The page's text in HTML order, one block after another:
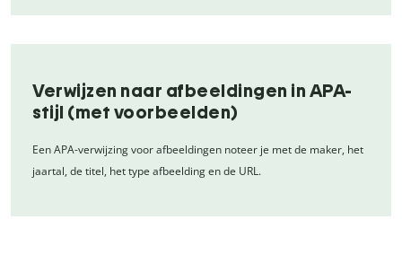
Verwijzen naar afbeeldingen in APA-
stijl (met voorbeelden)
Een APA-verwijzing voor afbeeldingen noteer je met de maker, het
jaartal, de titel, het type afbeelding en de URL.